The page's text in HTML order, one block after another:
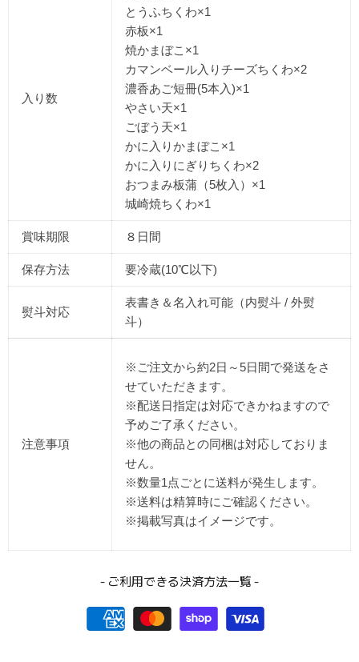
入り数
とうふちくわ×1
赤板×1
焼かまぼこ×1
カマンベール入りチーズちくわ×2
濃香あご短冊(5本入)×1
やさい天×1
ごぼう天×1
かに入りかまぼこ×1
かに入りにぎりちくわ×2
おつまみ板蒲（5枚入）×1
城崎焼ちくわ×1
賞味期限 ８日間
保存方法 要冷蔵(10℃以下)
熨斗対応
表書き＆名入れ可能（内熨斗 / 外熨
斗）
注意事項
※ご注文から約2日～5日間で発送をさ
せていただきます。
※配送日指定は対応できかねますので
予めご了承ください。
※他の商品との同梱は対応しておりま
せん。
※数量1点ごとに送料が発生します。
※送料は精算時にご確認ください。
※掲載写真はイメージです。
- ご利用できる決済方法一覧 -